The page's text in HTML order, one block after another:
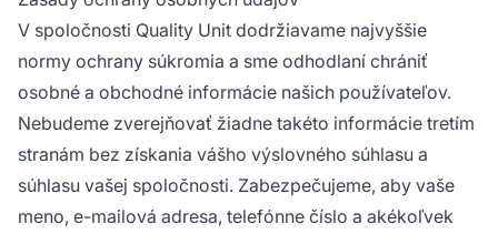
V spoločnosti Quality Unit dodržiavame najvyššie
normy ochrany súkromia a sme odhodlaní chrániť
osobné a obchodné informácie našich používateľov.
Nebudeme zverejňovať žiadne takéto informácie tretím
stranám bez získania vášho výslovného súhlasu a
súhlasu vašej spoločnosti. Zabezpečujeme, aby vaše
meno, e-mailová adresa, telefónne číslo a akékoľvek